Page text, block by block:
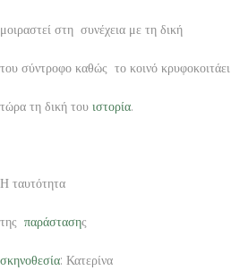
μοιραστεί στη συνέχεια με τη δική
του σύντροφο καθώς το κοινό κρυφοκοιτάει
τώρα τη δική του ιστορία.
Η ταυτότητα
της παράστασης
σκηνοθεσία: Κατερίνα